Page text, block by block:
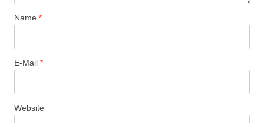
t
o
Name *
E-Mail *
Website